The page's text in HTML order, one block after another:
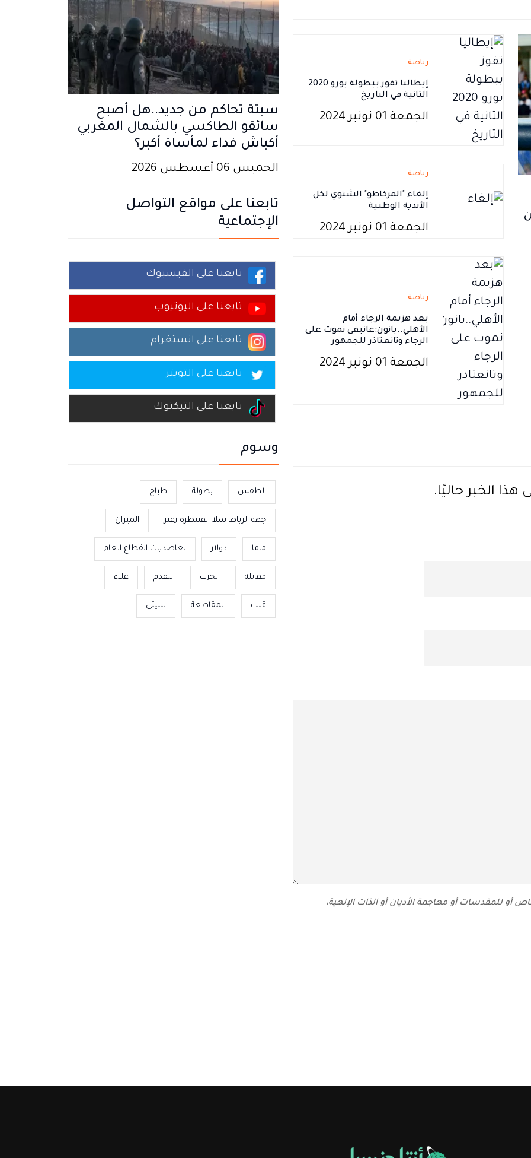
رياضة
إيطاليا تفوز ببطولة يورو 2020
الثانية في التاريخ
الجمعة 01 نونبر 2024
رياضة
إلغاء "المركاطو" الشتوي لكل
الأندية الوطنية
الجمعة 01 نونبر 2024
رياضة
بعد هزيمة الرجاء أمام
الأهلي..بانون:غانبقى نموت على
الرجاء وتانعتاذر للجمهور
الجمعة 01 نونبر 2024
الخبر حاليًا.
للمقدسات أو مهاجمة الأديان أو الذات الإلهية،
سبتة تحاكم من جديد..هل أصبح
سائقو الطاكسي بالشمال المغربي
أكباش فداء لمأساة أكبر؟
الخميس 06 أغسطس 2026
تابعنا على مواقع التواصل
الإجتماعية
تابعنا على الفيسبوك
تابعنا على اليوتيوب
تابعنا على انستغرام
تابعنا على التويتر
تابعنا على التيكتوك
وسوم
الطقس بطولة طباخ
جهة الرباط سلا القنيطرة زعير الميزان
ماما دولار تعاضديات القطاع العام
مقاتلة الحزب التقدم غلاء
قلب المقاطعة سيتي